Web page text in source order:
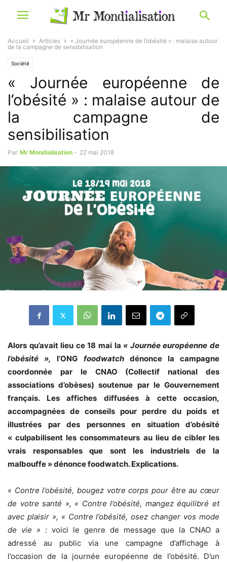
Accueil Articles
« Journée européenne de l’obésité » : malaise autour
de la campagne de sensibilisation
Société
« Journée européenne de
l’obésité » : malaise autour de
la campagne de
sensibilisation
Par Mr Mondialisation - 22 mai 2018
Alors qu’avait lieu ce 18 mai la « Journée européenne de
l’obésité »,
l’ONG foodwatchdénonce la campagne
coordonnée par le CNAO (Collectif national des
associations d’obèses) soutenue par le Gouvernement
français. Les affiches diffusées à cette occasion,
accompagnées de conseils pour perdre du poids et
illustrées par des personnes en situation d’obésité
« culpabilisent les consommateurs au lieu de cibler les
vrais responsables que sont les industriels de la
malbouffe » dénonce foodwatch. Explications.
« Contre l’obésité, bougez votre corps pour être au cœur
de votre santé », « Contre l’obésité, mangez équilibré et
avec plaisir », « Contre l’obésité, osez changer vos mode
de vie » : voici le genre de message que la CNAO a
adressé au public via une campagne d’affichage à
l’occasion de la journée européenne de l’obésité. D’un